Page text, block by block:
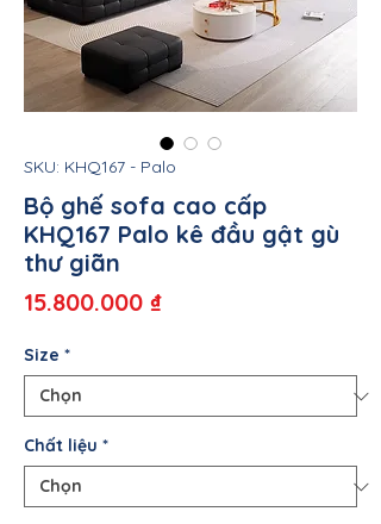
SKU: KHQ167 - Palo
Bộ ghế sofa cao cấp
KHQ167 Palo kê đầu gật gù
thư giãn
15.800.000 ₫Giá
Size *
Chất liệu *